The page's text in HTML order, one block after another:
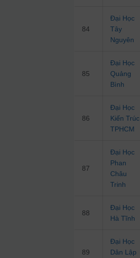
84
Đại Học
Tây
Nguyên
85
Đại Học
Quảng
Bình
86
Đại Học
Kiến Trúc
TPHCM
87
Đại Học
Phan
Châu
Trinh
88
Đại Học
Hà Tĩnh
89
Đại Học
Dân Lập